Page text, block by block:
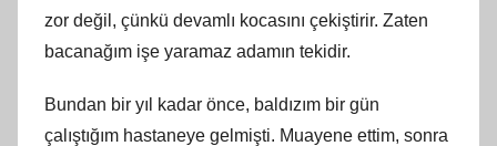
zor değil, çünkü devamlı kocasını çekiştirir. Zaten
bacanağım işe yaramaz adamın tekidir.
Bundan bir yıl kadar önce, baldızım bir gün
çalıştığım hastaneye gelmişti. Muayene ettim, sonra